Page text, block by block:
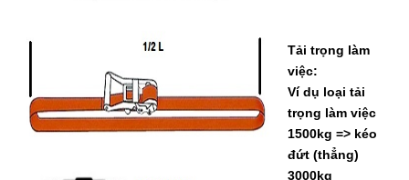
Tải trọng làm
việc:
Ví dụ loại tải
trọng làm việc
1500kg => kéo
đứt (thẳng)
3000kg